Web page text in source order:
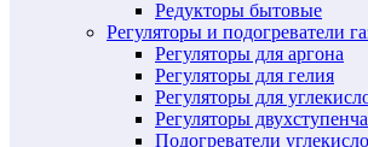
Редукторы бытовые
Регуляторы и подогреватели
Регуляторы для аргона
Регуляторы для гелия
Регуляторы для
Регуляторы
Подогреватели